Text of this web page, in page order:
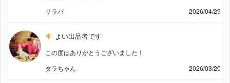
サラパ
2026/04/29
よい出品者です
この度はありがとうございました！
タラちゃん
2026/03/20